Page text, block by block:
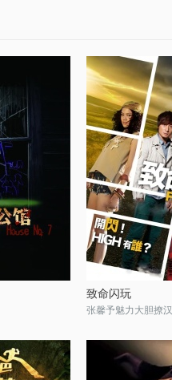
致命闪玩
张馨予魅力大胆撩汉